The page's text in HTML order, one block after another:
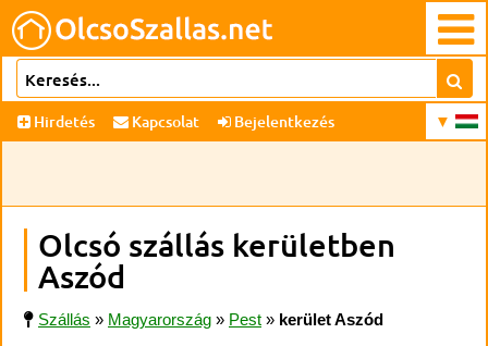
Hirdetés Kapcsolat Bejelentkezés
Olcsó szállás kerületben
Aszód
Szállás » Magyarország » Pest » kerület Aszód